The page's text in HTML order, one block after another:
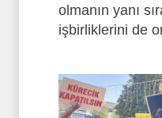
olmanın yanı
işbirliklerini de